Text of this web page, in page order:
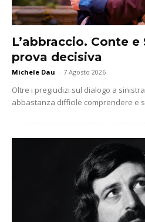
L’abbraccio. Conte e
prova decisiva
Michele Dau - 7 Agosto 2026
Oltre i pregiudizi sul dialogo a
abbastanza difficile comprendere e